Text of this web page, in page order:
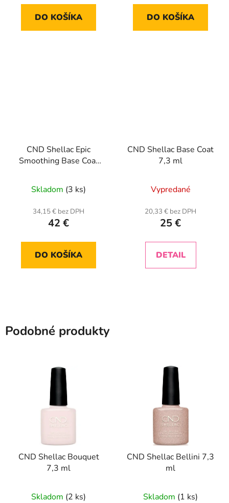
DO KOŠÍKA DO KOŠÍKA
CND Shellac Epic
Smoothing Base Coat
Skladom (3 ks)
34,15 € bez DPH
42 €
DO KOŠÍKA
CND Shellac Base Coat
7,3 ml
Vypredané
20,33 € bez DPH
25 €
DETAIL
Podobné produkty
CND Shellac Bouquet
7,3 ml
Skladom (2 ks)
CND Shellac Bellini 7,3
ml
Skladom (1 ks)